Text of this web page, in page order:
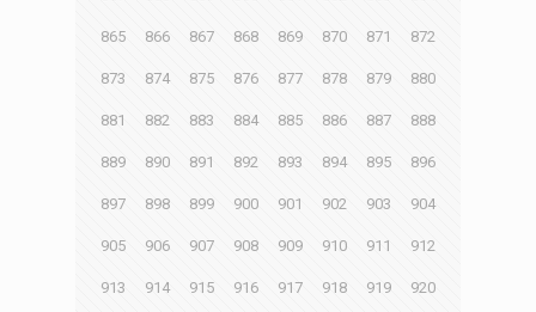
865 866 867 868 869 870 871 872
873 874 875 876 877 878 879 880
881 882 883 884 885 886 887 888
889 890 891 892 893 894 895 896
897 898 899 900 901 902 903 904
905 906 907 908 909 910 911 912
913 914 915 916 917 918 919 920